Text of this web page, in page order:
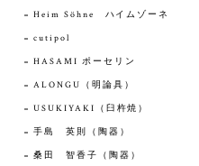
Heim Söhne ハイムゾーネ
cutipol
HASAMI ポーセリン
ALONGU（明論具）
USUKIYAKI（臼杵焼）
手島 英則（陶器）
桑田 智香子（陶器）